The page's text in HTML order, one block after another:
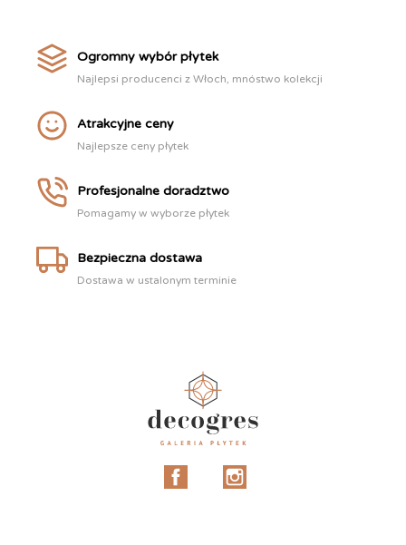
Ogromny wybór płytek
Najlepsi producenci z Włoch, mnóstwo kolekcji
Atrakcyjne ceny
Najlepsze ceny płytek
Profesjonalne doradztwo
Pomagamy w wyborze płytek
Bezpieczna dostawa
Dostawa w ustalonym terminie
Facebook